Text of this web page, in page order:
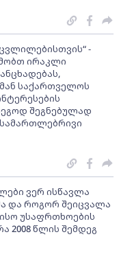
-
ირაკლი
საქართველოს
შეგნებულად
ვერ ისწავლა
და როგორ შეიცვალა
უსაფრთხოების
2008 წლის შემდეგ